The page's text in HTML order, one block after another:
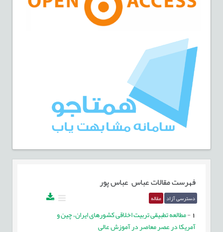
فهرست مقالاتعباس عباس پور
دسترسی آزاد مقاله
-مطالعه تطبیقی تربیت اخلاقی کشورهای ایران، چین و
آمریکا در عصر معاصر در آموزش عالی